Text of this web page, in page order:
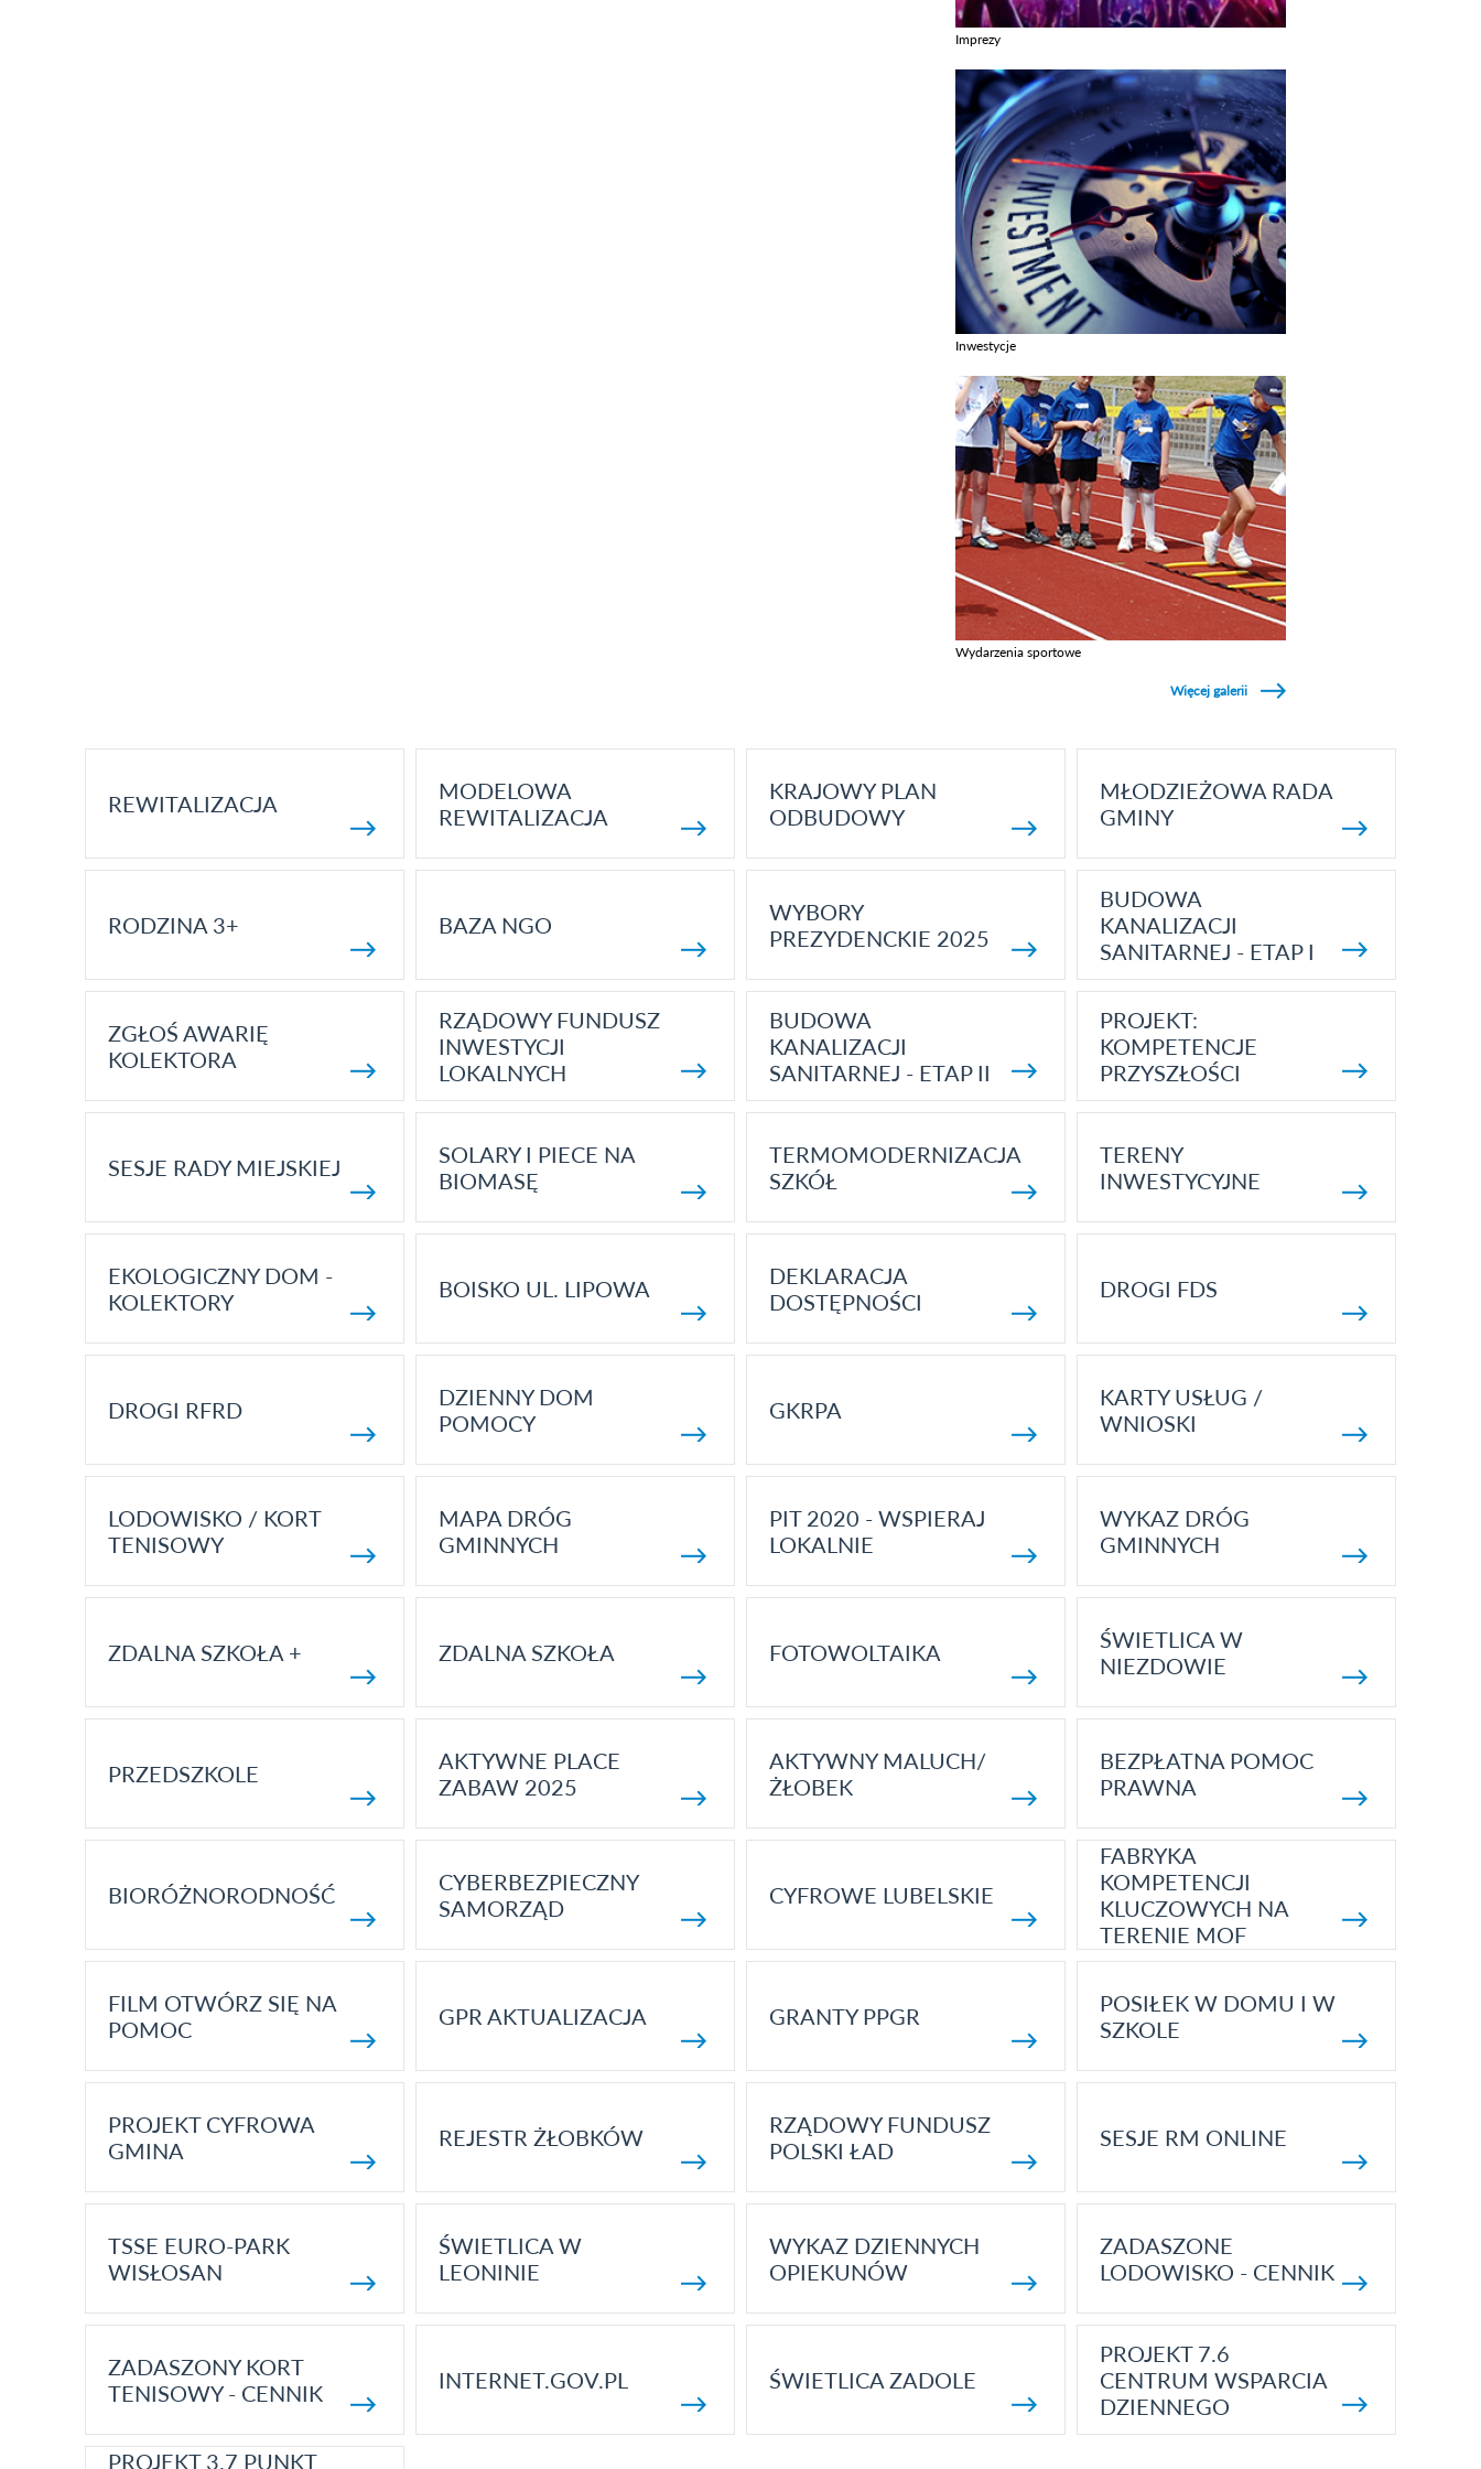
Imprezy
Inwestycje
Wydarzenia sportowe
Więcej galerii
REWITALIZACJA
MODELOWA
REWITALIZACJA
KRAJOWY PLAN
ODBUDOWY
MŁODZIEŻOWA RADA
GMINY
RODZINA 3+ BAZA NGO
WYBORY
PREZYDENCKIE 2025
BUDOWA
KANALIZACJI
SANITARNEJ - ETAP I
ZGŁOŚ AWARIĘ
KOLEKTORA
RZĄDOWY FUNDUSZ
INWESTYCJI
LOKALNYCH
BUDOWA
KANALIZACJI
SANITARNEJ - ETAP II
PROJEKT:
KOMPETENCJE
PRZYSZŁOŚCI
SESJE RADY MIEJSKIEJ
SOLARY I PIECE NA
BIOMASĘ
TERMOMODERNIZACJA
SZKÓŁ
TERENY
INWESTYCYJNE
EKOLOGICZNY DOM -
KOLEKTORY
BOISKO UL. LIPOWA
DEKLARACJA
DOSTĘPNOŚCI
DROGI FDS
DROGI RFRD
DZIENNY DOM
POMOCY
GKRPA
KARTY USŁUG /
WNIOSKI
LODOWISKO / KORT
TENISOWY
MAPA DRÓG
GMINNYCH
PIT 2020 - WSPIERAJ
LOKALNIE
WYKAZ DRÓG
GMINNYCH
ZDALNA SZKOŁA + ZDALNA SZKOŁA FOTOWOLTAIKA
ŚWIETLICA W
NIEZDOWIE
PRZEDSZKOLE
AKTYWNE PLACE
ZABAW 2025
AKTYWNY MALUCH/
ŻŁOBEK
BEZPŁATNA POMOC
PRAWNA
BIORÓŻNORODNOŚĆ
CYBERBEZPIECZNY
SAMORZĄD
CYFROWE LUBELSKIE
FABRYKA
KOMPETENCJI
KLUCZOWYCH NA
TERENIE MOF
FILM OTWÓRZ SIĘ NA
POMOC
GPR AKTUALIZACJA GRANTY PPGR
POSIŁEK W DOMU I W
SZKOLE
PROJEKT CYFROWA
GMINA
REJESTR ŻŁOBKÓW
RZĄDOWY FUNDUSZ
POLSKI ŁAD
SESJE RM ONLINE
TSSE EURO-PARK
WISŁOSAN
ŚWIETLICA W
LEONINIE
WYKAZ DZIENNYCH
OPIEKUNÓW
ZADASZONE
LODOWISKO - CENNIK
ZADASZONY KORT
TENISOWY - CENNIK
INTERNET.GOV.PL ŚWIETLICA ZADOLE
PROJEKT 7.6
CENTRUM WSPARCIA
DZIENNEGO
PROJEKT 3.7 PUNKT